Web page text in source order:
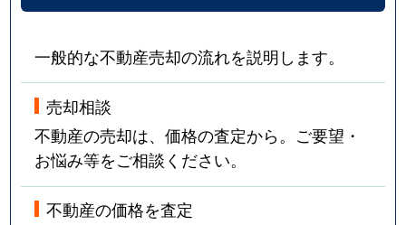
一般的な不動産売却の流れを説明します。
売却相談
不動産の売却は、価格の査定から。ご要望・
お悩み等をご相談ください。
不動産の価格を査定